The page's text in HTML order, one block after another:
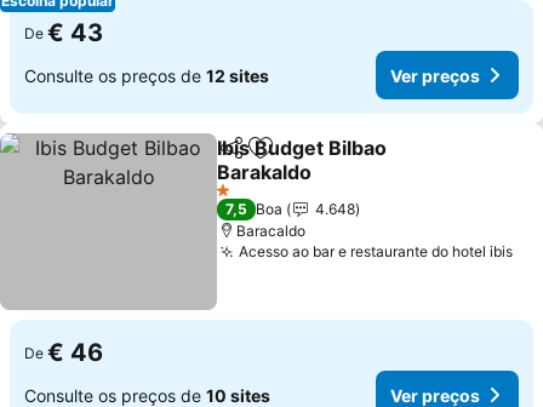
De € 43
Consulte os preços de 12 sites Ver preços
PartilharAdicionar aos favoritos
Ibis Budget Bilbao
Barakaldo
1 Estrelas
7,5 Boa
4.648
Baracaldo
Acesso ao bar e restaurante do hotel ibis
De € 46
Consulte os preços de 10 sites Ver preços